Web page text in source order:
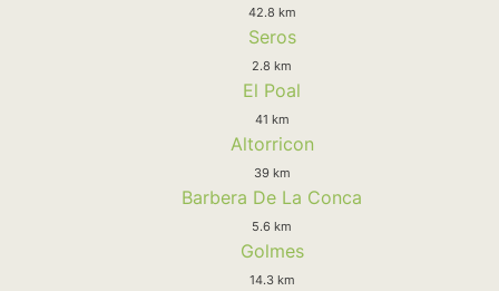
42.8 km
Seros
2.8 km
El Poal
41 km
Altorricon
39 km
Barbera De La Conca
5.6 km
Golmes
14.3 km